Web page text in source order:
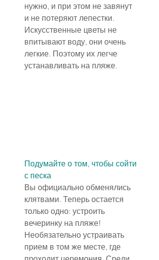
нужно, и при этом не завянут
и не потеряют лепестки.
Искусственные цветы не
впитывают воду, они очень
легкие. Поэтому их легче
устанавливать на пляже.
Подумайте о том, чтобы сойти
с песка
Вы официально обменялись
клятвами. Теперь остается
только одно: устроить
вечеринку на пляже!
Необязательно устраивать
прием в том же месте, где